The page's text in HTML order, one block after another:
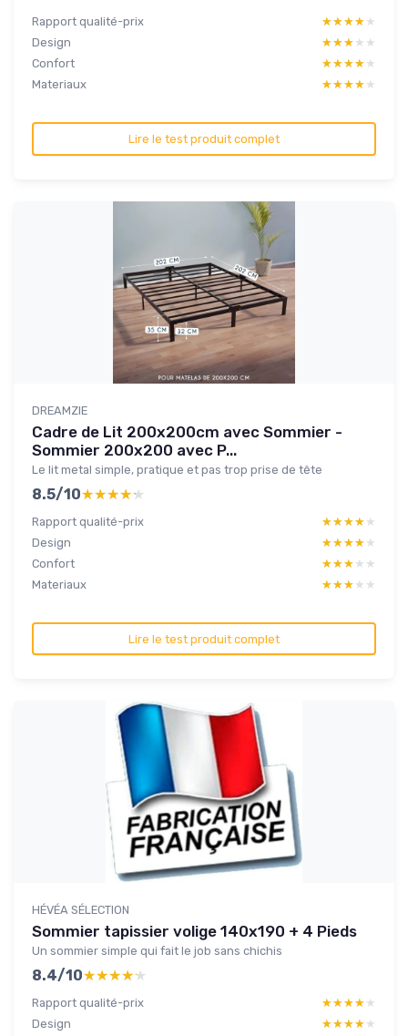
Rapport qualité-prix ★★★★★
★★★★★
Design
★★★★★
★★★★★
Confort
★★★★★
★★★★★
Materiaux
★★★★★
★★★★★
Lire le test produit complet
DREAMZIE
Cadre de Lit 200x200cm avec Sommier -
Sommier 200x200 avec P...
Le lit metal simple, pratique et pas trop prise de tête
8.5/10★★★★★
★★★★★
Rapport qualité-prix ★★★★★
★★★★★
Design
★★★★★
★★★★★
Confort
★★★★★
★★★★★
Materiaux
★★★★★
★★★★★
Lire le test produit complet
HÉVÉA SÉLECTION
Sommier tapissier volige 140x190 + 4 Pieds
Un sommier simple qui fait le job sans chichis
8.4/10★★★★★
★★★★★
Rapport qualité-prix ★★★★★
★★★★★
Design
★★★★★
★★★★★